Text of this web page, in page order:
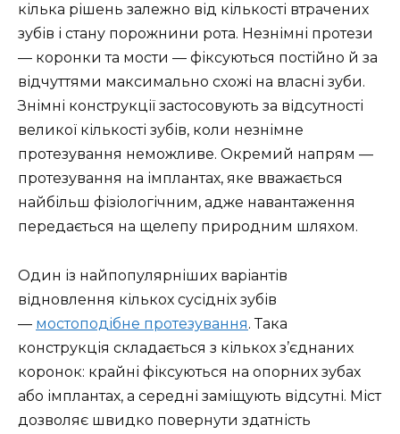
кілька рішень залежно від кількості втрачених
зубів і стану порожнини рота. Незнімні протези
— коронки та мости — фіксуються постійно й за
відчуттями максимально схожі на власні зуби.
Знімні конструкції застосовують за відсутності
великої кількості зубів, коли незнімне
протезування неможливе. Окремий напрям —
протезування на імплантах, яке вважається
найбільш фізіологічним, адже навантаження
передається на щелепу природним шляхом.
Один із найпопулярніших варіантів
відновлення кількох сусідніх зубів
— мостоподібне протезування. Така
конструкція складається з кількох з’єднаних
коронок: крайні фіксуються на опорних зубах
або імплантах, а середні заміщують відсутні. Міст
дозволяє швидко повернути здатність